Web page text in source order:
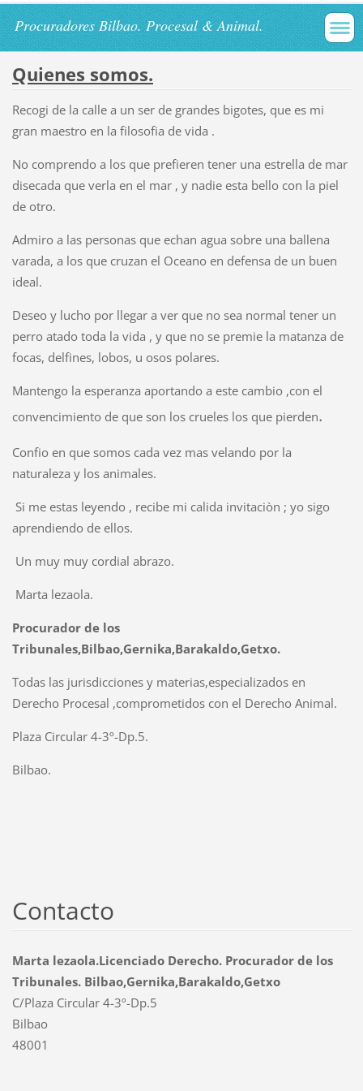
Procuradores Bilbao. Procesal & Animal.
Quienes somos.
Recogi de la calle a un ser de grandes bigotes, que es mi
gran maestro en la filosofia de vida .
No comprendo a los que prefieren tener una estrella de mar
disecada que verla en el mar , y nadie esta bello con la piel
de otro.
Admiro a las personas que echan agua sobre una ballena
varada, a los que cruzan el Oceano en defensa de un buen
ideal.
Deseo y lucho por llegar a ver que no sea normal tener un
perro atado toda la vida , y que no se premie la matanza de
focas, delfines, lobos, u osos polares.
Mantengo la esperanza aportando a este cambio ,con el
convencimiento de que son los crueles los que pierden.
Confio en que somos cada vez mas velando por la
naturaleza y los animales.
Si me estas leyendo , recibe mi calida invitaciòn ; yo sigo
aprendiendo de ellos.
Un muy muy cordial abrazo.
Marta lezaola.
Procurador de los
Tribunales,Bilbao,Gernika,Barakaldo,Getxo.
Todas las jurisdicciones y materias,especializados en
Derecho Procesal ,comprometidos con el Derecho Animal.
Plaza Circular 4-3º-Dp.5.
Bilbao.
Contacto
Marta lezaola.Licenciado Derecho. Procurador de los
Tribunales. Bilbao,Gernika,Barakaldo,Getxo
C/Plaza Circular 4-3º-Dp.5
Bilbao
48001